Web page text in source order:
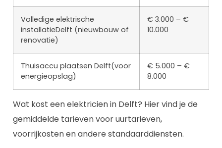
Volledige elektrische
installatieDelft (nieuwbouw of
renovatie)
€ 3.000 – €
10.000
Thuisaccu plaatsen Delft(voor
energieopslag)
€ 5.000 – €
8.000
Wat kost een elektricien in Delft? Hier vind je de
gemiddelde tarieven voor uurtarieven,
voorrijkosten en andere standaarddiensten.